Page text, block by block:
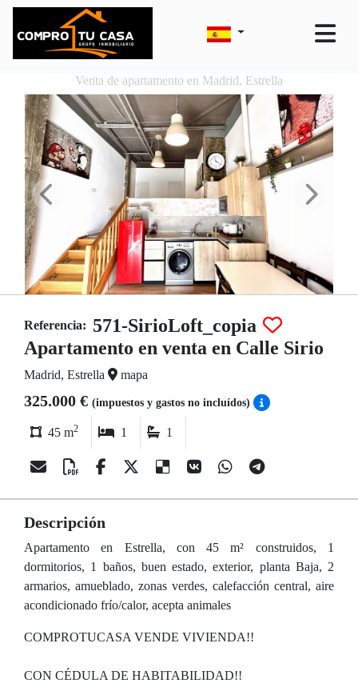
Venta de apartamento en Madrid, Estrella
Referencia: 571-SirioLoft_copia
Apartamento en venta en Calle Sirio
Madrid, Estrella mapa
325.000 € (impuestos y gastos no incluídos)
45 m2 1 1
Descripción
Apartamento en Estrella, con 45 m² construidos, 1
dormitorios, 1 baños, buen estado, exterior, planta Baja, 2
armarios, amueblado, zonas verdes, calefacción central, aire
acondicionado frío/calor, acepta animales
COMPROTUCASA VENDE VIVIENDA!!
CON CÉDULA DE HABITABILIDAD!!